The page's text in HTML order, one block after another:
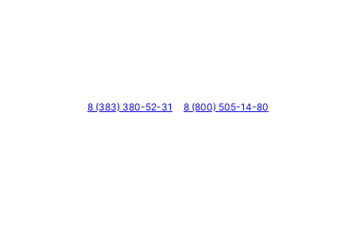
8 (383) 380-52-31 8 (800) 505-14-80